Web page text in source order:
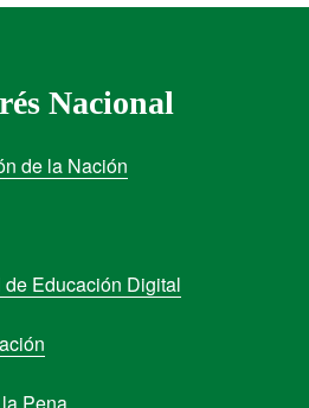
Nacional
de la Nación
Educación Digital